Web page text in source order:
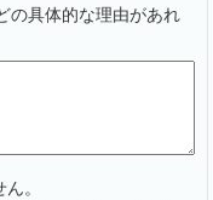
の具体的な理由があれ
。